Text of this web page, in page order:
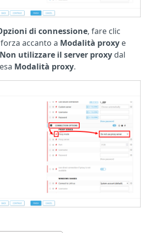
di connessione, fare clic
accanto a Modalità proxy e
Non utilizzare il server proxy dal
Modalità proxy.